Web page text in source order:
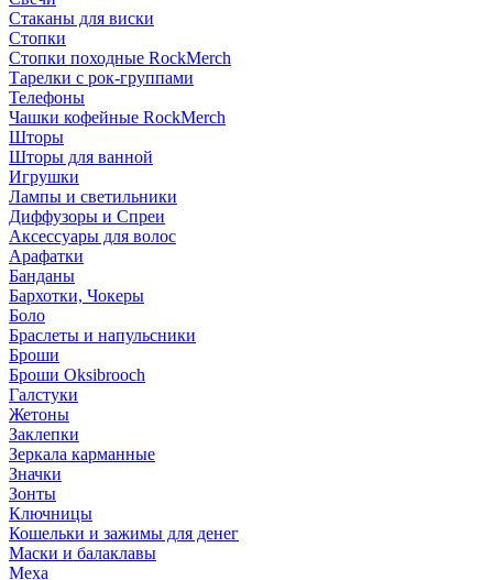
Стаканы для виски
Стопки
Стопки походные RockMerch
Тарелки с рок-группами
Телефоны
Чашки кофейные RockMerch
Шторы
Шторы для ванной
Игрушки
Лампы и светильники
Диффузоры и Спреи
Аксессуары для волос
Арафатки
Банданы
Бархотки, Чокеры
Боло
Браслеты и напульсники
Броши
Броши Oksibrooch
Галстуки
Жетоны
Заклепки
Зеркала карманные
Значки
Зонты
Ключницы
Кошельки и зажимы для денег
Маски и балаклавы
Меха